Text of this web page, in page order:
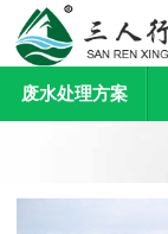
废水处理方案